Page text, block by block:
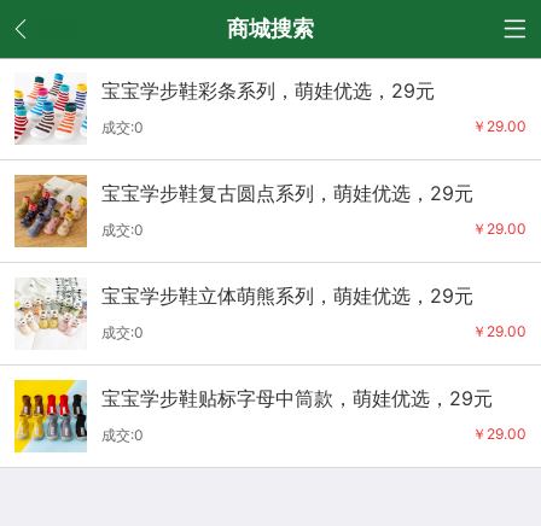
商城搜索
宝宝学步鞋彩条系列​，萌娃优选，29元
￥29.00
成交:0
宝宝学步鞋复古圆点系列​，萌娃优选，29元
￥29.00
成交:0
宝宝学步鞋立体萌熊系列​，萌娃优选，29元
￥29.00
成交:0
宝宝学步鞋贴标字母中筒款​，萌娃优选，29元
￥29.00
成交:0